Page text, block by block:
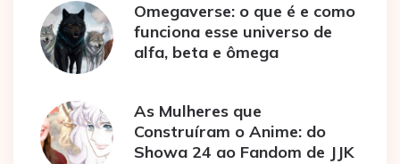
Omegaverse: o que é e como
funciona esse universo de
alfa, beta e ômega
As Mulheres que
Construíram o Anime: do
Showa 24 ao Fandom de JJK